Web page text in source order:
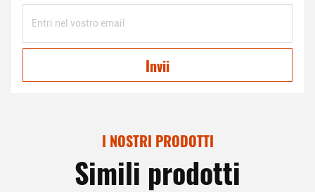
Invii
I NOSTRI PRODOTTI
Simili prodotti